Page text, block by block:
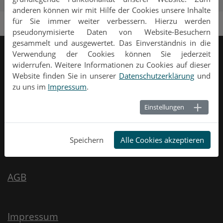
Lösungen für Inter- und Intranet im Front- und Backend
Kontakt
Kirste Internet-Service GmbH
Dorfstraße 46
E-Mail:
info@kisg.de
AGB
Impressum
anderen können wir mit Hilfe der Cookies unsere Inhalte
für Sie immer weiter verbessern. Hierzu werden
pseudonymisierte Daten von Website-Besuchern
gesammelt und ausgewertet. Das Einverständnis in die
Verwendung der Cookies können Sie jederzeit
widerrufen. Weitere Informationen zu Cookies auf dieser
Website finden Sie in unserer Datenschutzerklärung und
zu uns im Impressum.
Einstellungen
Speichern Alle Cookies akzeptieren